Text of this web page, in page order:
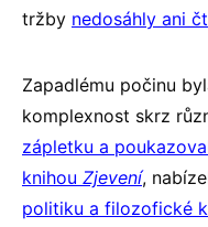
tržby nedosáhly ani
Zapadlému počinu
komplexnost skrz
zápletku a
knihou Zjevení,
politiku a filozofické